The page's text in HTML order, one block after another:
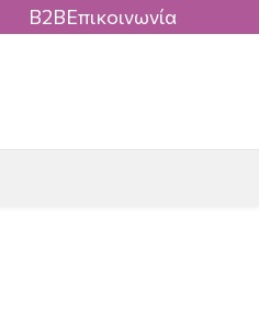
B2BΕπικοινωνία